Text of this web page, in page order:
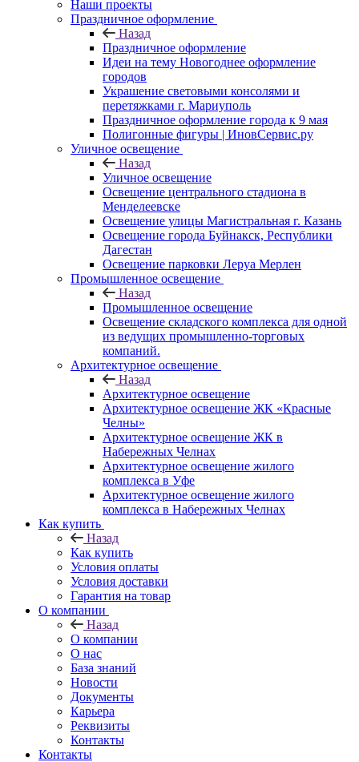
Наши проекты
Праздничное оформление
Назад
Праздничное оформление
Идеи на тему Новогоднее оформление
городов
Украшение световыми консолями и
перетяжками г. Мариуполь
Праздничное оформление города к 9 мая
Полигонные фигуры | ИновСервис.ру
Уличное освещение
Назад
Уличное освещение
Освещение центрального стадиона в
Менделеевске
Освещение улицы Магистральная г. Казань
Освещение города Буйнакск, Республики
Дагестан
Освещение парковки Леруа Мерлен
Промышленное освещение
Назад
Промышленное освещение
Освещение складского комплекса для одной
из ведущих промышленно-торговых
компаний.
Архитектурное освещение
Назад
Архитектурное освещение
Архитектурное освещение ЖК «Красные
Челны»
Архитектурное освещение ЖК в
Набережных Челнах
Архитектурное освещение жилого
комплекса в Уфе
Архитектурное освещение жилого
комплекса в Набережных Челнах
Как купить
Назад
Как купить
Условия оплаты
Условия доставки
Гарантия на товар
О компании
Назад
О компании
О нас
База знаний
Новости
Документы
Карьера
Реквизиты
Контакты
Контакты